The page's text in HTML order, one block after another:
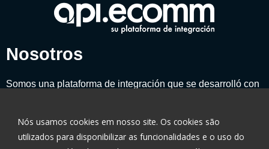
Nosotros
Somos una plataforma de integración que se desarrolló con
Nós usamos cookies em nosso site. Os cookies são
utilizados ​​para disponibilizar as funcionalidades e o uso do